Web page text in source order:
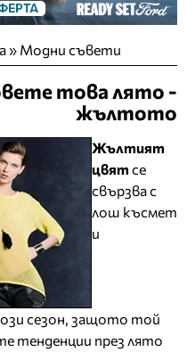
» Модни съвети
това лято -
жълтото
Жълтият
цвят се
свързва с
лош късмет
и
сезон, защото той
тенденции през лято